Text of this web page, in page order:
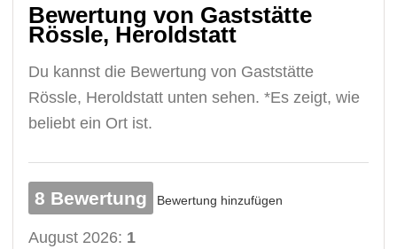
Bewertung von Gaststätte
Rössle, Heroldstatt
Du kannst die Bewertung von Gaststätte
Rössle, Heroldstatt unten sehen. *Es zeigt, wie
beliebt ein Ort ist.
8 Bewertung Bewertung hinzufügen
August 2026: 1